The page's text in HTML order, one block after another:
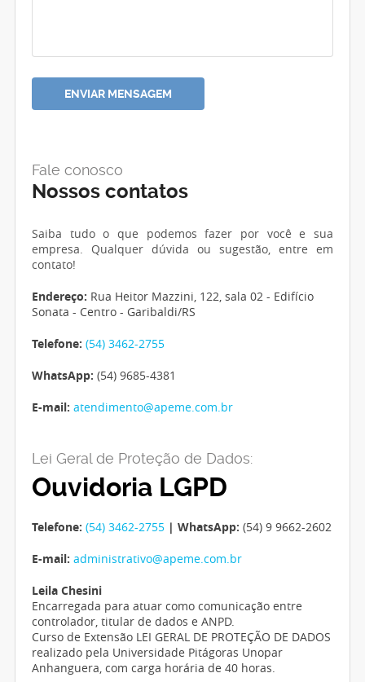
Fale conosco
Nossos contatos
Saiba tudo o que podemos fazer por você e sua
empresa. Qualquer dúvida ou sugestão, entre em
contato!
Endereço: Rua Heitor Mazzini, 122, sala 02 - Edifício
Sonata - Centro - Garibaldi/RS
Telefone: (54) 3462-2755
WhatsApp: (54) 9685-4381
E-mail: atendimento@apeme.com.br
Lei Geral de Proteção de Dados:
Ouvidoria LGPD
Telefone: (54) 3462-2755 | WhatsApp: (54) 9 9662-2602
E-mail: administrativo@apeme.com.br
Leila Chesini
Encarregada para atuar como comunicação entre
controlador, titular de dados e ANPD.
Curso de Extensão LEI GERAL DE PROTEÇÃO DE DADOS
realizado pela Universidade Pitágoras Unopar
Anhanguera, com carga horária de 40 horas.